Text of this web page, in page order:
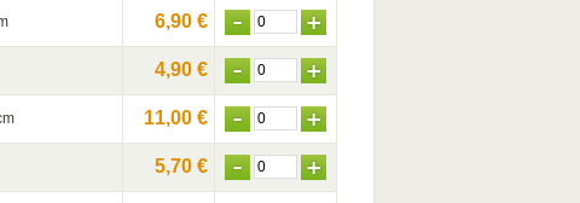
6,90 €
4,90 €
11,00 €
5,70 €